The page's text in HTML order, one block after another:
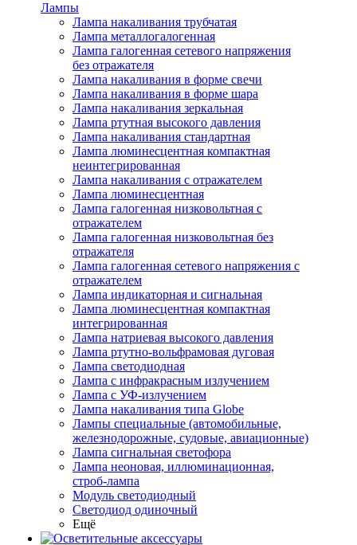
Лампы
Лампа накаливания трубчатая
Лампа металлогалогенная
Лампа галогенная сетевого напряжения
без отражателя
Лампа накаливания в форме свечи
Лампа накаливания в форме шара
Лампа накаливания зеркальная
Лампа ртутная высокого давления
Лампа накаливания стандартная
Лампа люминесцентная компактная
неинтегрированная
Лампа накаливания с отражателем
Лампа люминесцентная
Лампа галогенная низковольтная с
отражателем
Лампа галогенная низковольтная без
отражателя
Лампа галогенная сетевого напряжения с
отражателем
Лампа индикаторная и сигнальная
Лампа люминесцентная компактная
интегрированная
Лампа натриевая высокого давления
Лампа ртутно-вольфрамовая дуговая
Лампа светодиодная
Лампа с инфракрасным излучением
Лампа с УФ-излучением
Лампа накаливания типа Globe
Лампы специальные (автомобильные,
железнодорожные, судовые, авиационные)
Лампа сигнальная светофора
Лампа неоновая, иллюминационная,
строб-лампа
Модуль светодиодный
Светодиод одиночный
Ещё